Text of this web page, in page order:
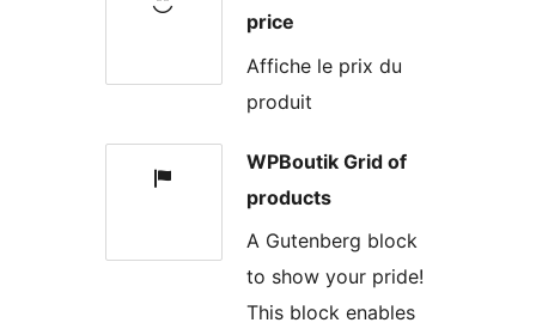
price
Affiche le prix du
produit
WPBoutik Grid of
products
A Gutenberg block
to show your pride!
This block enables